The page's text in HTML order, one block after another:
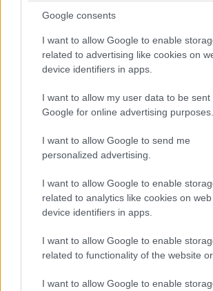
Google consents
I want to allow Google to enable
related to advertising like cookies on
device identifiers in apps.
I want to allow my user data to be sent
Google for online advertising purposes.
I want to allow Google to send me
personalized advertising.
I want to allow Google to enable
related to analytics like cookies on
device identifiers in apps.
I want to allow Google to enable
related to functionality of the website or
I want to allow Google to enable
ΔΙΕΘΝΕΊΣ ΕΙΔΉΣΕΙΣ
Περιοδοντίτιδα:
Καινοτόμος θεραπεία
στοχεύει μόνο το
βακτήριο που
προκαλεί τη νόσο
6 Αυγούστου 2026, 7:34 μμ
ΤΟΠΙΚΉ
Κλειδί